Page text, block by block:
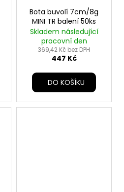
Bota buvolí 7cm/8g
MINI TR balení 50ks
Skladem následující
pracovní den
369,42 Kč bez DPH
447 Kč
DO KOŠÍKU